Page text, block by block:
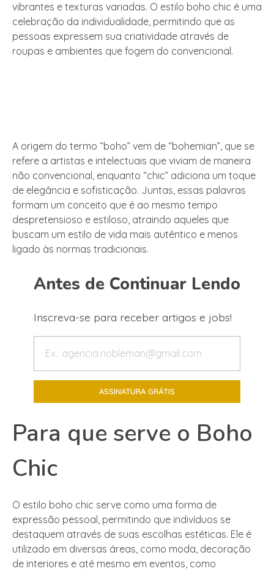
vibrantes e texturas variadas. O estilo boho chic é uma
celebração da individualidade, permitindo que as
pessoas expressem sua criatividade através de
roupas e ambientes que fogem do convencional.
A origem do termo “boho” vem de “bohemian”, que se
refere a artistas e intelectuais que viviam de maneira
não convencional, enquanto “chic” adiciona um toque
de elegância e sofisticação. Juntas, essas palavras
formam um conceito que é ao mesmo tempo
despretensioso e estiloso, atraindo aqueles que
buscam um estilo de vida mais autêntico e menos
ligado às normas tradicionais.
Antes de Continuar Lendo
Inscreva-se para receber artigos e jobs!
Para que serve o Boho
Chic
O estilo boho chic serve como uma forma de
expressão pessoal, permitindo que indivíduos se
destaquem através de suas escolhas estéticas. Ele é
utilizado em diversas áreas, como moda, decoração
de interiores e até mesmo em eventos, como